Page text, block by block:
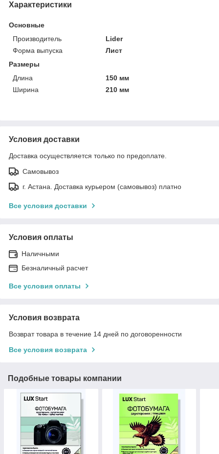
Характеристики
Основные
Производитель
Lider
Форма выпуска
Лист
Размеры
Длина
150 мм
Ширина
210 мм
Условия доставки
Доставка осуществляется только по предоплате.
Самовывоз
г. Астана. Доставка курьером (самовывоз) платно
Все условия доставки
Условия оплаты
Наличными
Безналичный расчет
Все условия оплаты
Условия возврата
Возврат товара в течение 14 дней по договоренности
Все условия возврата
Подобные товары компании